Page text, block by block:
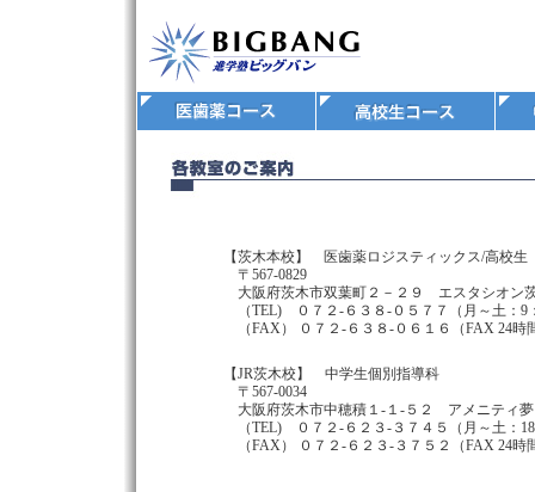
【茨木本校】 医歯薬ロジスティックス/高校生
〒567-0829
大阪府茨木市双葉町２－２９ エスタシオン
（TEL) ０７２-６３８-０５７７（月～土：9
（FAX） ０７２-６３８-０６１６（
【JR茨木校】 中学生個別指導科
〒567-0034
大阪府茨木市中穂積１-１-５２ アメニティ
（TEL) ０７２-６２３-３７４５（月～土：18
（FAX） ０７２-６２３-３７５２（FAX 24時